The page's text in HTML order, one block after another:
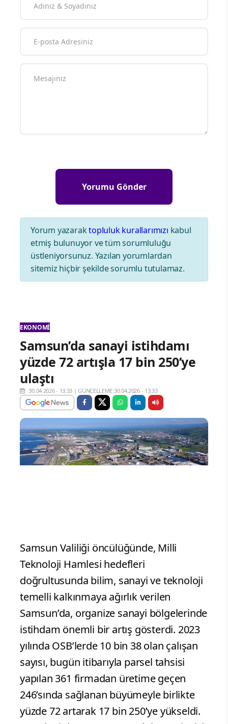
Yorum yazaraktopluluk kurallarımızı kabul
etmiş bulunuyor ve tüm sorumluluğu
üstleniyorsunuz. Yazılan yorumlardan
sitemiz hiçbir şekilde sorumlu tutulamaz.
EKONOMI
Samsun’da sanayi istihdamı
yüzde 72 artışla 17 bin 250’ye
ulaştı
30.04.2026 - 13:33 |GÜNCELLEME:30.04.2026 - 13:33
Samsun Valiliği öncülüğünde, Milli
Teknoloji Hamlesi hedefleri
doğrultusunda bilim, sanayi ve teknoloji
temelli kalkınmaya ağırlık verilen
Samsun’da, organize sanayi bölgelerinde
istihdam önemli bir artış gösterdi. 2023
yılında OSB’lerde 10 bin 38 olan çalışan
sayısı, bugün itibarıyla parsel tahsisi
yapılan 361 firmadan üretime geçen
246’sında sağlanan büyümeyle birlikte
yüzde 72 artarak 17 bin 250’ye yükseldi.